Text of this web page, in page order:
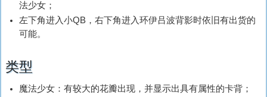
法少女；
左下角进入小QB，右下角进入环伊吕波背影时依旧有出货的
可能。
类型
魔法少女：有较大的花瓣出现，并显示出具有属性的卡背；